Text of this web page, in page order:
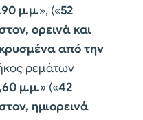
μ.μ.», («52
ορεινά και
από την
ρεμάτων
μ.μ.» («42
ημιορεινά